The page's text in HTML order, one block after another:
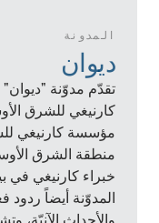
المدونة
ديوان
تقدّم مدوّنة
كارنيغي للشرق
مؤسسة كارنيغي
منطقة الشرق
خبراء كارنيغي
المدوّنة أيضاً ردود
والأحداث الآنيّة،